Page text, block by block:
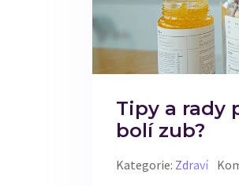
Tipy a rady
bolí zub?
Kategorie: Zdraví